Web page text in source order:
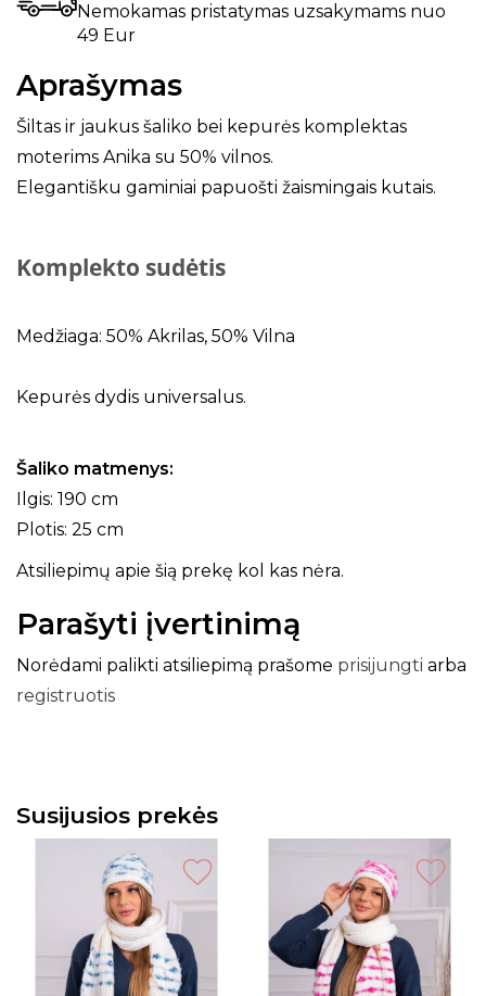
Nemokamas pristatymas uzsakymams nuo
49 Eur
Aprašymas
Šiltas ir jaukus šaliko bei kepurės komplektas
moterims Anika su 50% vilnos.
Elegantišku gaminiai papuošti žaismingais kutais.
Komplekto sudėtis
Medžiaga: 50% Akrilas, 50% Vilna
Kepurės dydis universalus.
Šaliko matmenys:
Ilgis: 190 cm
Plotis: 25 cm
Atsiliepimų apie šią prekę kol kas nėra.
Parašyti įvertinimą
Norėdami palikti atsiliepimą prašome prisijungti arba
registruotis
Susijusios prekės